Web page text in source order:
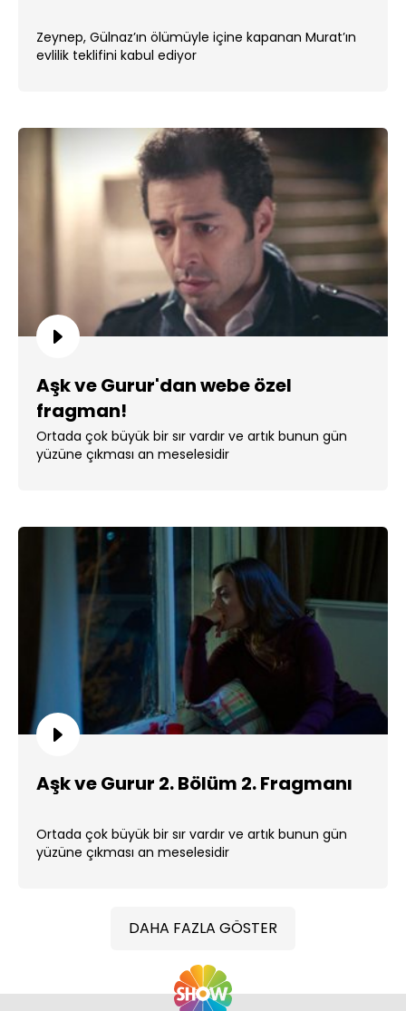
Zeynep, Gülnaz’ın ölümüyle içine kapanan Murat’ın
evlilik teklifini kabul ediyor
Aşk ve Gurur'dan webe özel
fragman!
Ortada çok büyük bir sır vardır ve artık bunun gün
yüzüne çıkması an meselesidir
Aşk ve Gurur 2. Bölüm 2. Fragmanı
Ortada çok büyük bir sır vardır ve artık bunun gün
yüzüne çıkması an meselesidir
DAHA FAZLA GÖSTER